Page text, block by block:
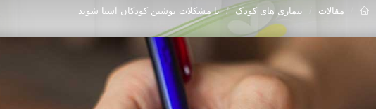
مقالات بیماری های کودک با مشکلات نوشتن کودکان آشنا شوید